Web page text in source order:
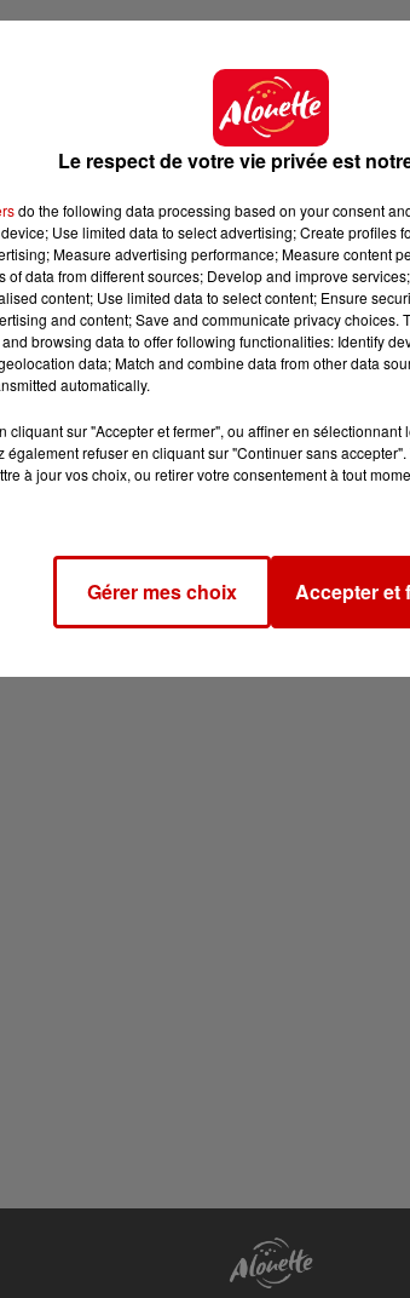
Le respect de votre vie privée est
do the following data processing based on your consent
Use limited data to select advertising; Create profiles
Measure advertising performance; Measure content
of data from different sources; Develop and improve
content; Use limited data to select content; Ensure
and content; Save and communicate privacy choices.
browsing data to offer following functionalities: Identify
data; Match and combine data from other data
automatically.
cliquant sur "Accepter et fermer", ou affiner en
également refuser en cliquant sur "Continuer sans
à jour vos choix, ou retirer votre consentement à tout
Gérer mes choix Accepter et